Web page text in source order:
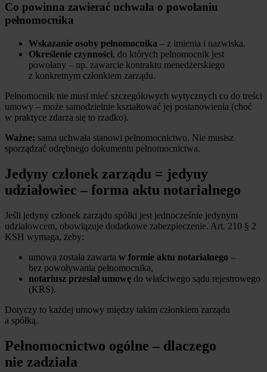
Co powinna zawierać uchwała o powołaniu
pełnomocnika
Wskazanie osoby pełnomocnika – z imienia i nazwiska.
Określenie czynności, do których pełnomocnik jest
powołany – np. zawarcie kontraktu menedżerskiego
z konkretnym członkiem zarządu.
Pełnomocnik nie musi mieć szczegółowych wytycznych co do treści
umowy – może samodzielnie kształtować jej postanowienia (choć
w praktyce zdarza się to rzadko).
Ważne: sama uchwała stanowi pełnomocnictwo. Nie musisz
sporządzać odrębnego dokumentu pełnomocnictwa.
Jedyny członek zarządu = jedyny
udziałowiec – forma aktu notarialnego
Jeśli jedyny członek zarządu spółki jest jednocześnie jedynym
udziałowcem, obowiązuje dodatkowe zabezpieczenie. Art. 210 § 2
KSH wymaga, żeby:
umowa została zawarta w formie aktu notarialnego –
bez powoływania pełnomocnika,
notariusz przesłał umowę do właściwego sądu rejestrowego
(KRS).
Dotyczy to każdej umowy między takim członkiem zarządu
a spółką.
Pełnomocnictwo ogólne – dlaczego
nie zadziała